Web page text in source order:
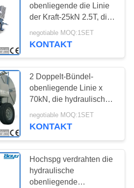
obenliegende die Linie
der Kraft-25kN 2.5T, die
Leiter-Abziehvorrichtung
der Ausrüstungs-36mm
negotiable MOQ:1SET
KONTAKT
2 Doppelt-Bündel-
obenliegende Linie x
70kN, die hydraulische
Abziehvorrichtungs-
Spanner Ausrüstungs-
negotiable MOQ:1SET
KONTAKT
Hochspg verdrahten die
hydraulische
obenliegende